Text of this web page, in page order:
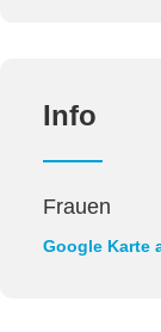
Info
Frauen
Google Karte